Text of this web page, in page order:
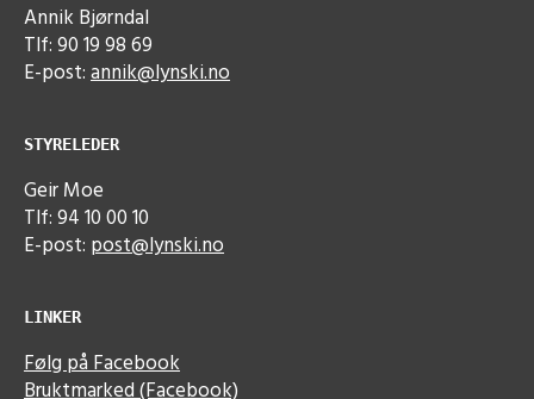
Annik Bjørndal
Tlf: 90 19 98 69
E-post:annik@lynski.no
STYRELEDER
Geir Moe
Tlf: 94 10 00 10
E-post: post@lynski.no
LINKER
Følg på Facebook
Bruktmarked (Facebook)